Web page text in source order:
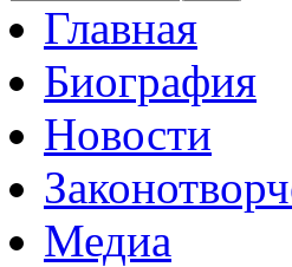
Главная
Биография
Новости
Медиа